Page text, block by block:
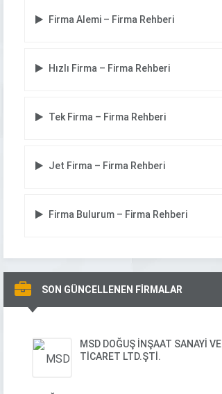
Firma Alemi – Firma Rehberi
Hızlı Firma – Firma Rehberi
Tek Firma – Firma Rehberi
Jet Firma – Firma Rehberi
Firma Bulurum – Firma Rehberi
SON GÜNCELLENEN FİRMALAR
MSD DOĞUŞ İNŞAAT SANAYİ VE
TİCARET LTD.ŞTİ.